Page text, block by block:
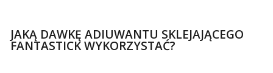
JAKĄ DAWKĘ ADIUWANTU SKLEJAJĄCEGO
FANTASTICK WYKORZYSTAĆ?